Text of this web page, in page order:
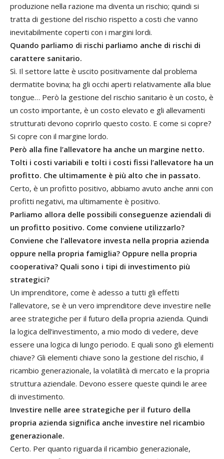
produzione nella razione ma diventa un rischio; quindi si
tratta di gestione del rischio rispetto a costi che vanno
inevitabilmente coperti con i margini lordi.
Quando parliamo di rischi parliamo anche di rischi di
carattere sanitario.
Sì. Il settore latte è uscito positivamente dal problema
dermatite bovina; ha gli occhi aperti relativamente alla blue
tongue… Però la gestione del rischio sanitario è un costo, è
un costo importante, è un costo elevato e gli allevamenti
strutturati devono coprirlo questo costo. E come si copre?
Si copre con il margine lordo.
Però alla fine l’allevatore ha anche un margine netto.
Tolti i costi variabili e tolti i costi fissi l’allevatore ha un
profitto. Che ultimamente è più alto che in passato.
Certo, è un profitto positivo, abbiamo avuto anche anni con
profitti negativi, ma ultimamente è positivo.
Parliamo allora delle possibili conseguenze aziendali di
un profitto positivo. Come conviene utilizzarlo?
Conviene che l’allevatore investa nella propria azienda
oppure nella propria famiglia? Oppure nella propria
cooperativa? Quali sono i tipi di investimento più
strategici?
Un imprenditore, come è adesso a tutti gli effetti
l’allevatore, se è un vero imprenditore deve investire nelle
aree strategiche per il futuro della propria azienda. Quindi
la logica dell’investimento, a mio modo di vedere, deve
essere una logica di lungo periodo. E quali sono gli elementi
chiave? Gli elementi chiave sono la gestione del rischio, il
ricambio generazionale, la volatilità di mercato e la propria
struttura aziendale. Devono essere queste quindi le aree
di investimento.
Investire nelle aree strategiche per il futuro della
propria azienda significa anche investire nel ricambio
generazionale.
Certo. Per quanto riguarda il ricambio generazionale,